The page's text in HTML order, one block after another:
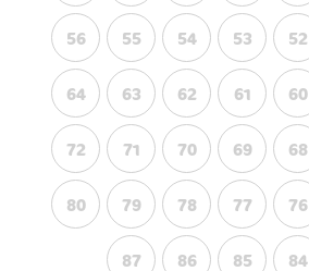
52
53
54
55
56
60
61
62
63
64
68
69
70
71
72
76
77
78
79
80
84
85
86
87